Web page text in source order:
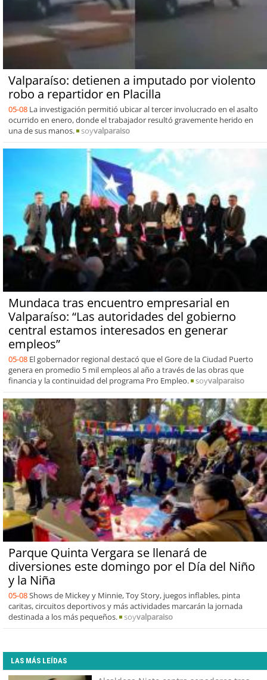
Valparaíso: detienen a imputado por violento
robo a repartidor en Placilla
05-08 La investigación permitió ubicar al tercer involucrado en el asalto
ocurrido en enero, donde el trabajador resultó gravemente herido en
una de sus manos.
soyvalparaiso
Mundaca tras encuentro empresarial en
Valparaíso: “Las autoridades del gobierno
central estamos interesados en generar
empleos”
05-08 El gobernador regional destacó que el Gore de la Ciudad Puerto
genera en promedio 5 mil empleos al año a través de las obras que
financia y la continuidad del programa Pro Empleo.
soyvalparaiso
Parque Quinta Vergara se llenará de
diversiones este domingo por el Día del Niño
y la Niña
05-08Shows de Mickey y Minnie, Toy Story, juegos inflables, pinta
caritas, circuitos deportivos y más actividades marcarán la jornada
destinada a los más pequeños.
soyvalparaiso
LAS MÁS LEÍDAS